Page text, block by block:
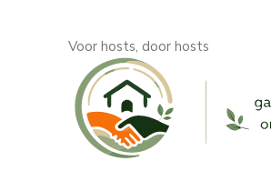
Voor hosts, door hosts